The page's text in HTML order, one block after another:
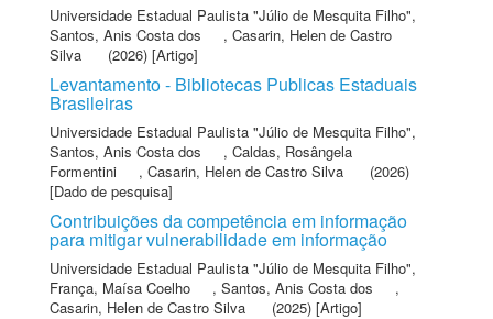
Universidade Estadual Paulista "Júlio de Mesquita Filho",
Santos, Anis Costa dos
, Casarin, Helen de Castro
Silva
(2026) [Artigo]
Levantamento - Bibliotecas Publicas Estaduais
Brasileiras
Universidade Estadual Paulista "Júlio de Mesquita Filho",
Santos, Anis Costa dos
, Caldas, Rosângela
Formentini
, Casarin, Helen de Castro Silva
(2026)
[Dado de pesquisa]
Contribuições da competência em informação
para mitigar vulnerabilidade em informação
Universidade Estadual Paulista "Júlio de Mesquita Filho",
França, Maísa Coelho
, Santos, Anis Costa dos
,
Casarin, Helen de Castro Silva
(2025) [Artigo]